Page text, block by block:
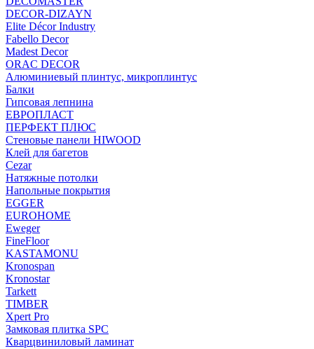
DECOR-DIZAYN
Elite Décor Industry
Fabello Decor
Madest Decor
ORAC DECOR
Алюминиевый плинтус, микроплинтус
Балки
Гипсовая лепнина
ЕВРОПЛАСТ
ПЕРФЕКТ ПЛЮС
Стеновые панели HIWOOD
Клей для багетов
Cezar
Натяжные потолки
Напольные покрытия
EGGER
EUROHOME
Eweger
FineFloor
KASTAMONU
Kronospan
Kronostar
Tarkett
TIMBER
Xpert Pro
Замковая плитка SPC
Кварцвиниловый ламинат